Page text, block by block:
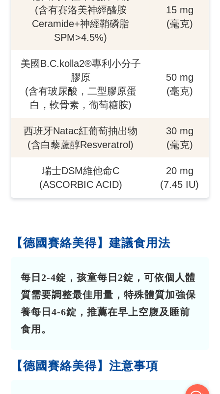
(含有賽洛美神經醯胺
Ceramide+神經鞘磷脂
SPM>4.5%)
15 mg
(毫克)
美國B.C.kolla2®專利小分子
膠原
(含有玻尿酸，二型膠原蛋
白，軟骨素，葡萄糖胺)
50 mg
(毫克)
西班牙Natac紅葡萄抽出物
(含白藜蘆醇Resveratrol)
30 mg
(毫克)
瑞士DSM維他命C
(ASCORBIC ACID)
20 mg
(7.45 IU)
【德國賽絡美得】建議食用法
每日2-4錠，孩童每日2錠，可依個人體
質需要調整最佳用量，特殊體質加強保
養每日4-6錠，推薦在早上空腹及睡前
食用。
【德國賽絡美得】注意事項